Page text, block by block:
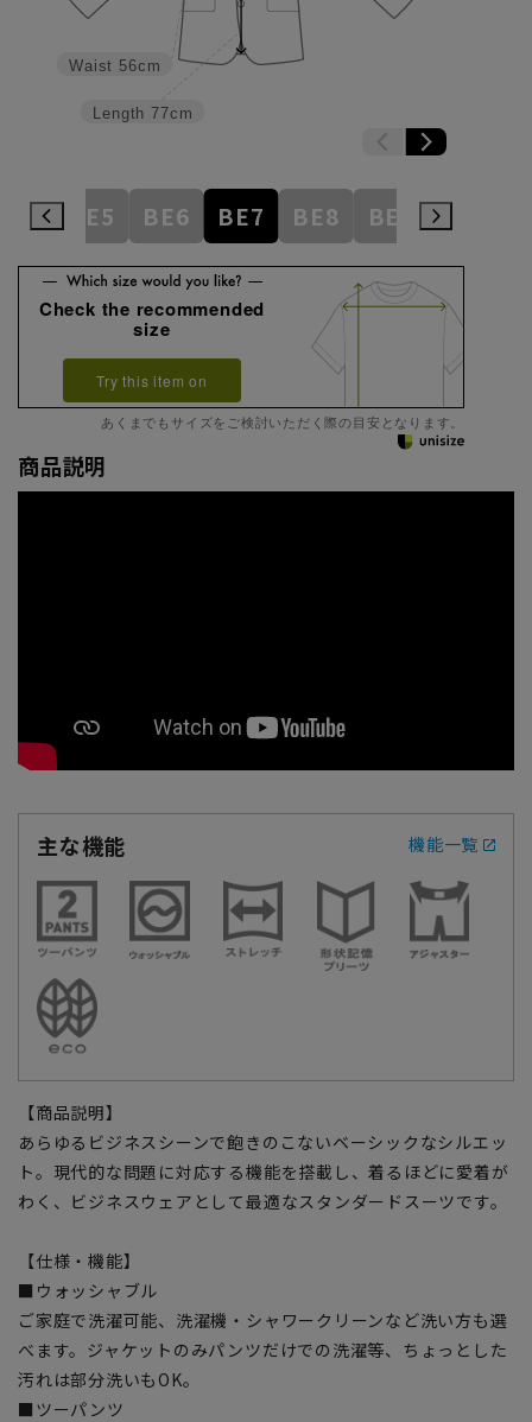
Length 77cm
Waist 56cm
BE5 BE6 BE7 BE8 BE9 BE10
Check the recommended
size
Try this item on
あくまでもサイズをご検討いただく際の目安となります。
商品説明
主な機能 機能一覧
【商品説明】
あらゆるビジネスシーンで飽きのこないベーシックなシルエッ
ト。現代的な問題に対応する機能を搭載し、着るほどに愛着が
わく、ビジネスウェアとして最適なスタンダードスーツです。
【仕様・機能】
■ウォッシャブル
ご家庭で洗濯可能、洗濯機・シャワークリーンなど洗い方も選
べます。ジャケットのみパンツだけでの洗濯等、ちょっとした
汚れは部分洗いもOK。
■ツーパンツ